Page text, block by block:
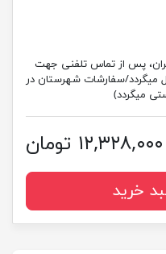
تهران، پس از تماس تلفنی جهت
میگردد/سفارشات شهرستان در
میگردد)
۱۲,۳۲۸,۰۰۰ تومان
خرید